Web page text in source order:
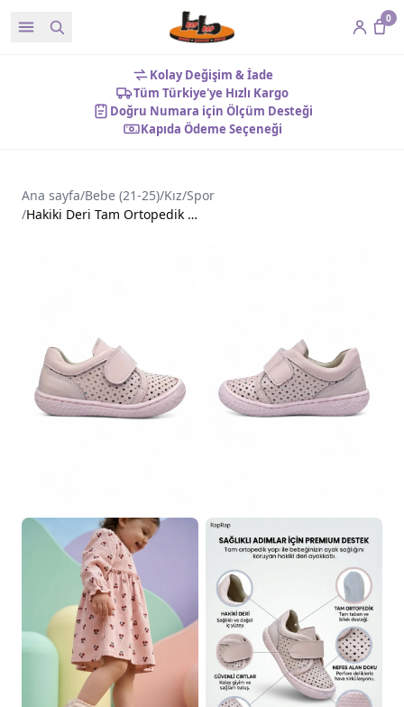
0
Kolay Değişim & İade
Tüm Türkiye'ye Hızlı Kargo
Doğru Numara için Ölçüm Desteği
Kapıda Ödeme Seçeneği
Ana sayfa/Bebe (21-25)/Kız/Spor
/
Hakiki Deri Tam Ortopedik Nefes Alan Bebe Ayakkabı Pembe